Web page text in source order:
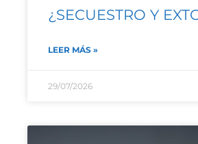
¿SECUESTRO Y
LEER MÁS »
29/07/2026